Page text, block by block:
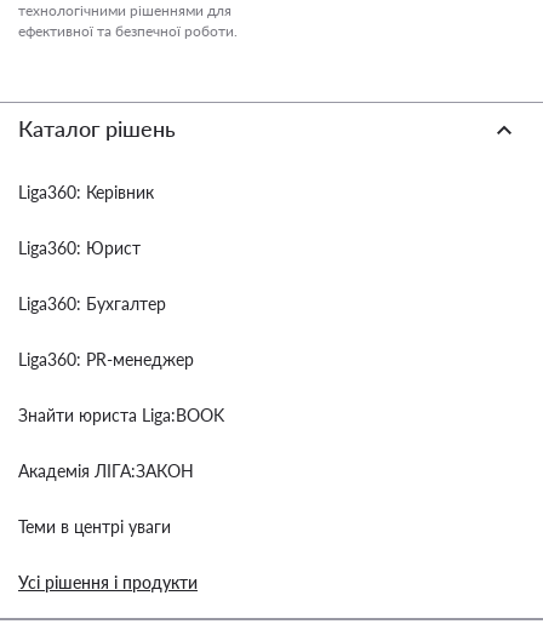
технологічними рішеннями для
ефективної та безпечної роботи.
Каталог рішень
Liga360: Керівник
Liga360: Юрист
Liga360: Бухгалтер
Liga360: PR-менеджер
Знайти юриста Liga:BOOK
Академія ЛІГА:ЗАКОН
Теми в центрі уваги
Усі рішення і продукти